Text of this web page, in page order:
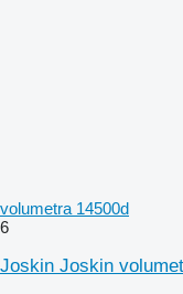
volumetra 14500d
6
Joskin Joskin